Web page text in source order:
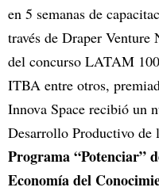
en 5 semanas de
través de Draper
del concurso LATAM
ITBA entre otros,
Innova Space recibió un
Desarrollo Productivo de
Programa “Potenciar”
Economía del